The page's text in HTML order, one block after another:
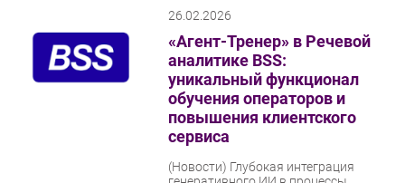
26.02.2026
«Агент-Тренер» в Речевой
аналитике BSS:
уникальный функционал
обучения операторов и
повышения клиентского
сервиса
(Новости) Глубокая интеграция